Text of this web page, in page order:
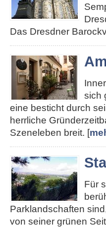
Das Dresdner
sich
eine besticht durch
herrliche
Szeneleben breit. [
Für
Parklandschaften
von seiner grünen